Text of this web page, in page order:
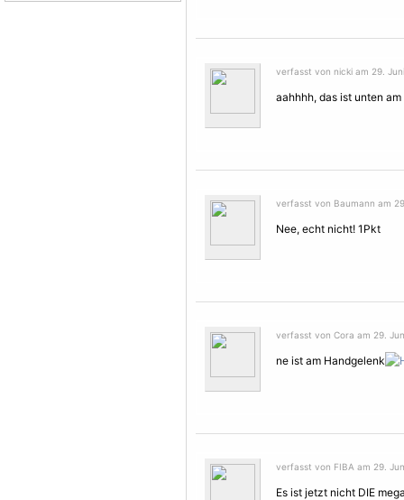
verfasst von nicki am 29.
aahhhh, das ist unten
verfasst von Baumann am
Nee, echt nicht! 1Pkt
verfasst von Cora am 29.
ne ist am Handgelenk
verfasst von FIBA am 29.
Es ist jetzt nicht DIE